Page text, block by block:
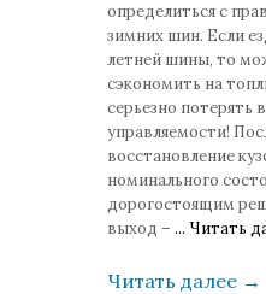
определиться с
зимних шин. Если
летней шины, то
сэкономить на
серьезно потерять
управляемости!
восстановление
номинального
дорогостоящим
выход – ... Читать
Читать далее →